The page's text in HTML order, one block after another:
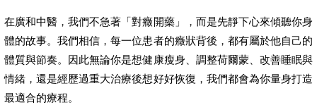
在廣和中醫，我們不急著「對癥開藥」，而是先靜下心來傾聽你身
體的故事。我們相信，每一位患者的癥狀背後，都有屬於他自己的
體質與節奏。因此無論你是想健康瘦身、調整荷爾蒙、改善睡眠與
情緒，還是經歷過重大治療後想好好恢復，我們都會為你量身打造
最適合的療程。